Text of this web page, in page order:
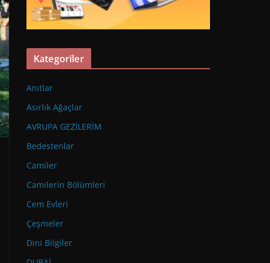
Kategoriler
Anıtlar
Asırlık Ağaçlar
AVRUPA GEZİLERİM
Bedestenlar
Camiler
Camilerin Bölümleri
Cem Evleri
Çeşmeler
Dini Bilgiler